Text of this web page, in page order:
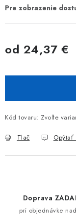
Kontakt
od 24,37 €
Kód tovaru: Zvoľte
Tlač Opýtať
Doprava
pri objednávke